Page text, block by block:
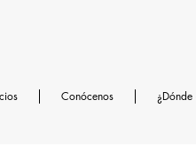
Conócenos ¿Dónde